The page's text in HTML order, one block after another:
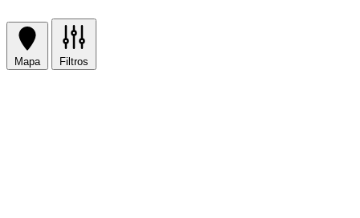
Mapa Filtros